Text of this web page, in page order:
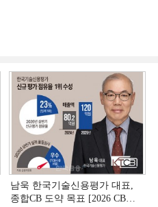
남욱 한국기술신용평가 대표,
종합CB 도약 목표 [2026 CB사